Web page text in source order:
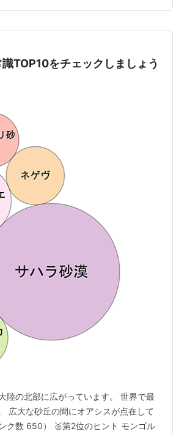
TOP10をチェックしましょう
陸の北部に広がっています。 世界で最
広大な砂丘の間にオアシスが点在して
ク数 650） 🥈第2位のヒント モンゴル